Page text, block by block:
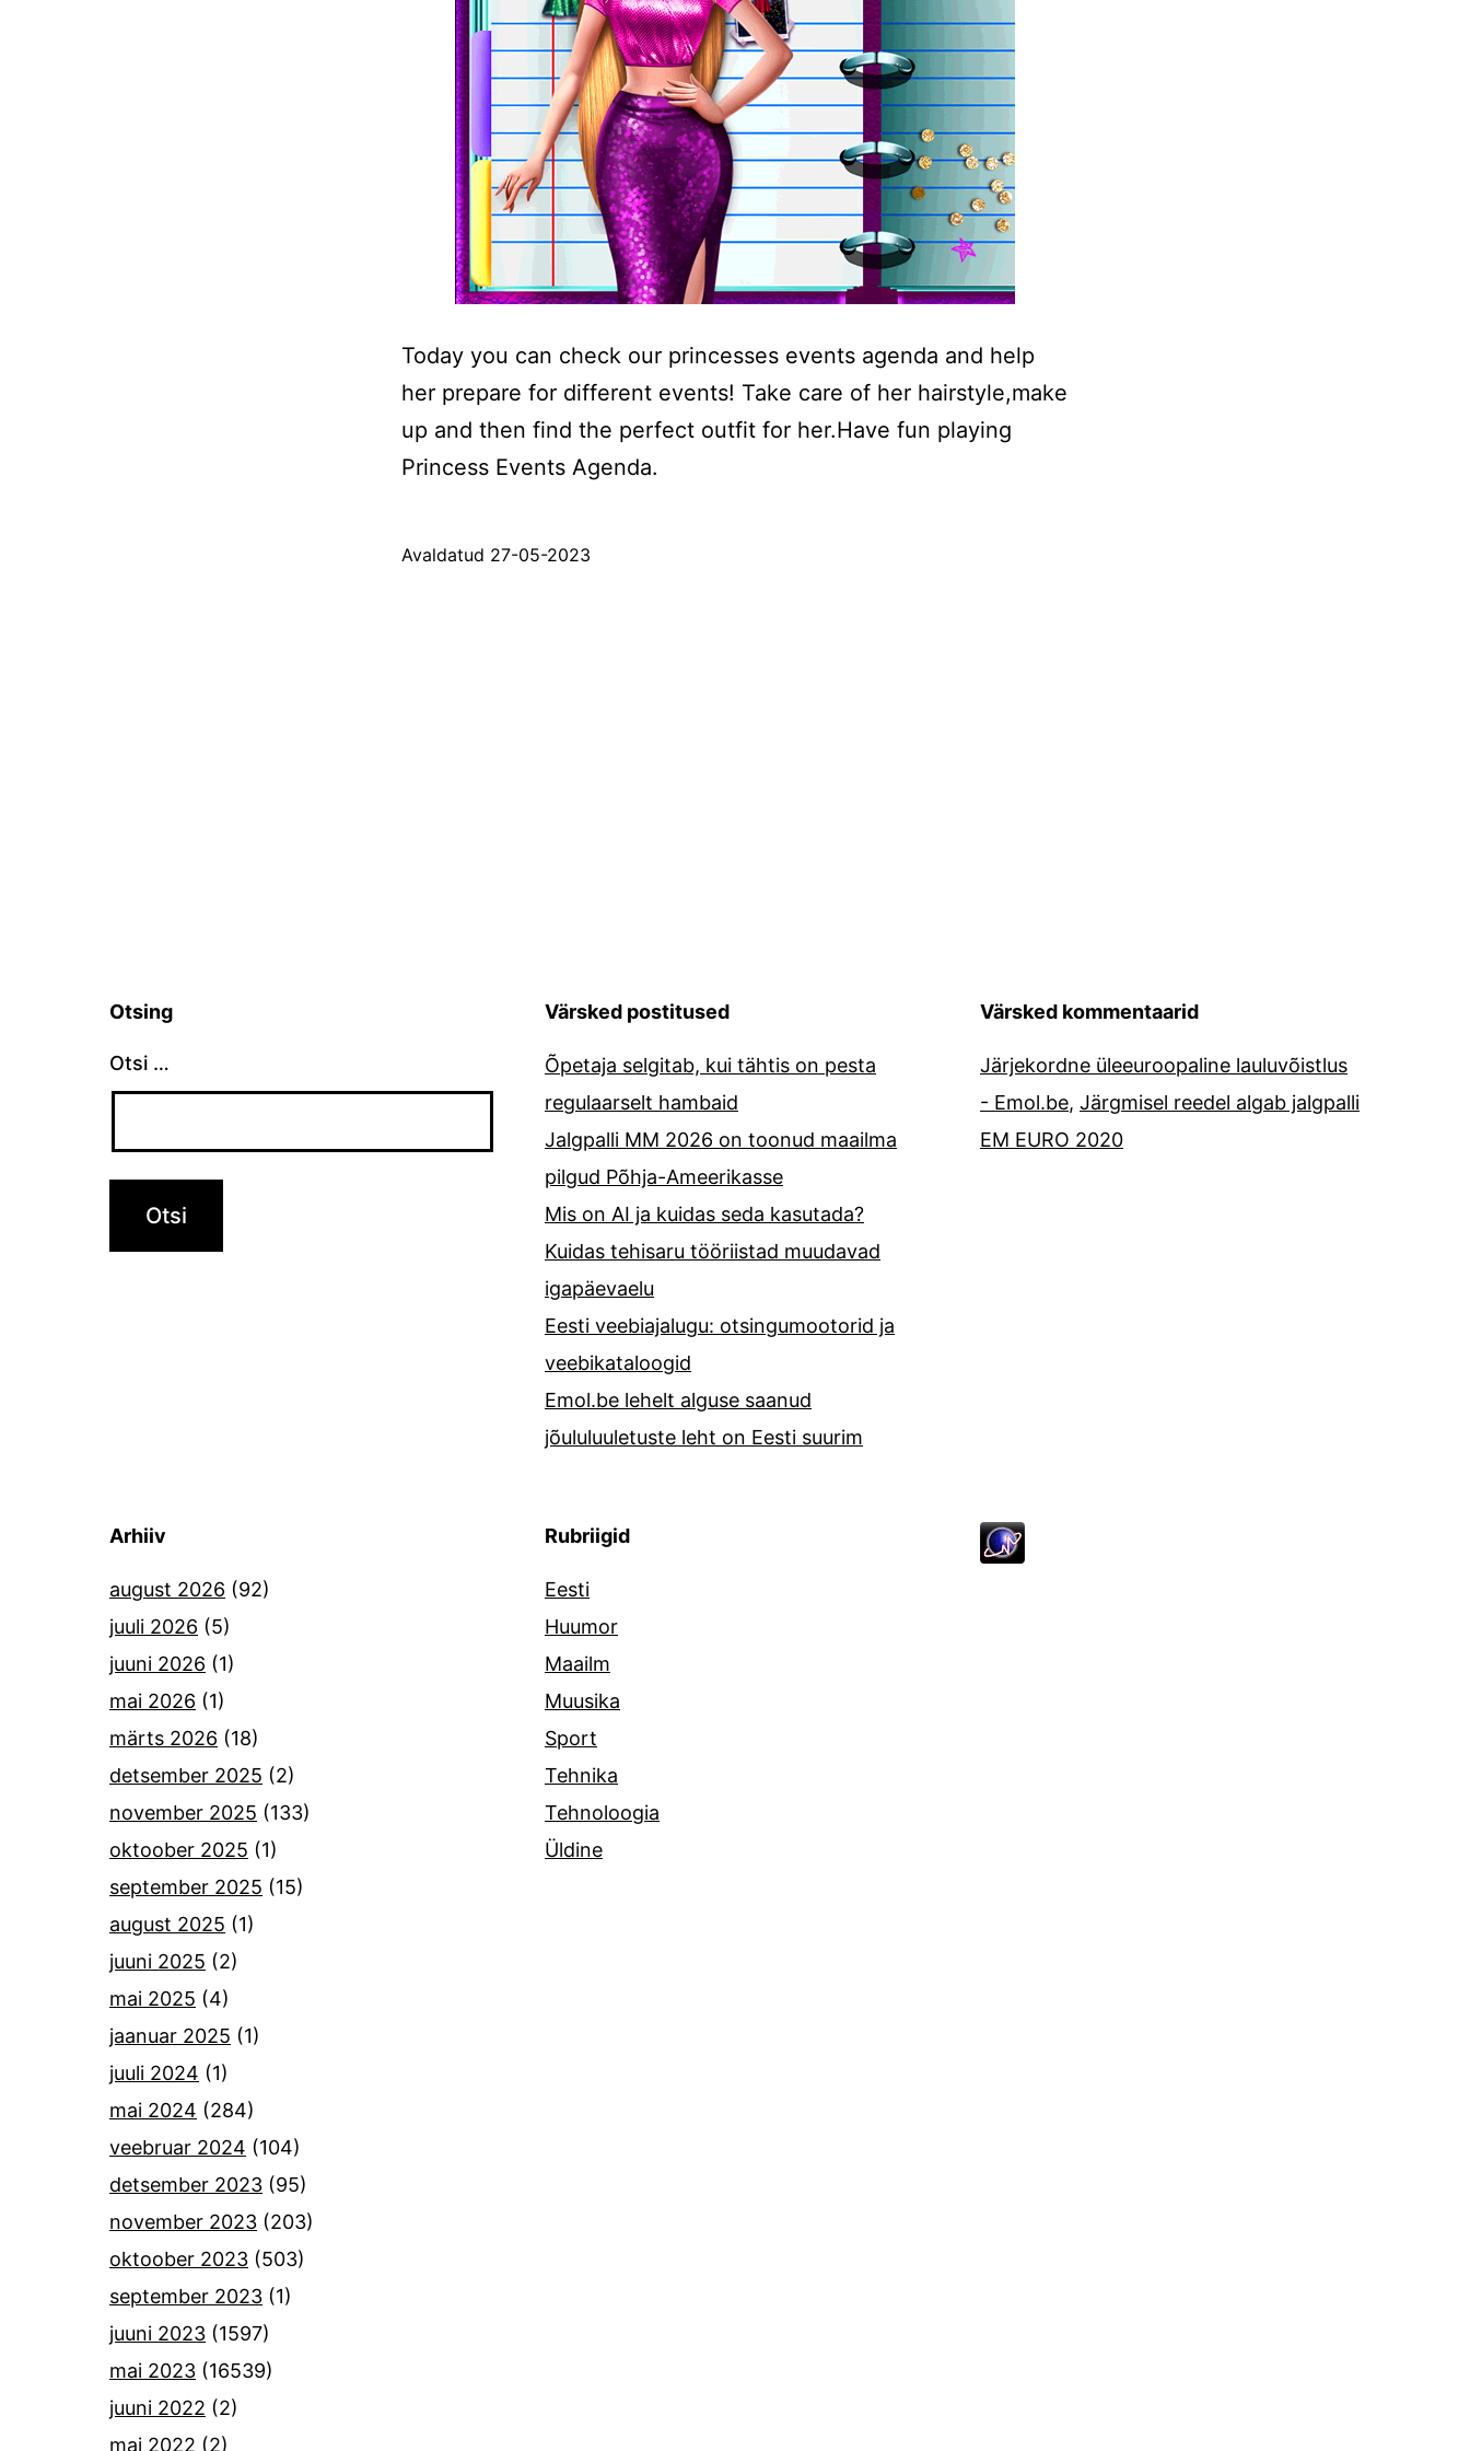
Today you can check our princesses events agenda and help
her prepare for different events! Take care of her hairstyle,make
up and then find the perfect outfit for her.Have fun playing
Princess Events Agenda.
Avaldatud 27-05-2023
Otsing
Otsi …
Värsked postitused
Õpetaja selgitab, kui tähtis on pesta
regulaarselt hambaid
Jalgpalli MM 2026 on toonud maailma
pilgud Põhja-Ameerikasse
Mis on AI ja kuidas seda kasutada?
Kuidas tehisaru tööriistad muudavad
igapäevaelu
Eesti veebiajalugu: otsingumootorid ja
veebikataloogid
Emol.be lehelt alguse saanud
jõululuuletuste leht on Eesti suurim
Värsked kommentaarid
Järjekordne üleeuroopaline lauluvõistlus
- Emol.be, Järgmisel reedel algab jalgpalli
EM EURO 2020
Arhiiv
august 2026 (92)
juuli 2026 (5)
juuni 2026 (1)
mai 2026 (1)
märts 2026 (18)
detsember 2025 (2)
november 2025 (133)
oktoober 2025 (1)
september 2025 (15)
august 2025 (1)
juuni 2025 (2)
mai 2025 (4)
jaanuar 2025 (1)
juuli 2024 (1)
mai 2024 (284)
veebruar 2024 (104)
detsember 2023 (95)
november 2023 (203)
oktoober 2023 (503)
september 2023 (1)
juuni 2023 (1597)
mai 2023 (16539)
juuni 2022 (2)
mai 2022 (2)
Rubriigid
Eesti
Huumor
Maailm
Muusika
Sport
Tehnika
Tehnoloogia
Üldine